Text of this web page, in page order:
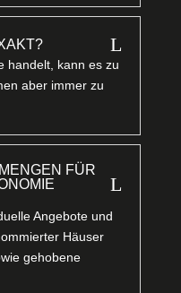
L
handelt, kann es zu
aber immer zu
FÜR E
B
L
Angebote und
Häuser
gehobene